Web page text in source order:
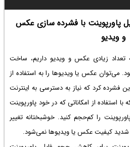
پاورپوینت با فشرده سازی عکس
و ویدیو
تعداد زیادی عکس و ویدیو داریم، ساخت
عکس یا ویدیوها را به استفاده از
فشرده کرد که نیاز به دسترسی به اینترنت
استفاده از امکاناتی که در خود پاورپوینت
را کم‌حجم کنید. خوشبختانه تغییر
کیفیت عکس یا ویدیوها نمی‌شود.